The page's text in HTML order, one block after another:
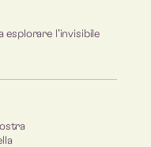
l’invisibile